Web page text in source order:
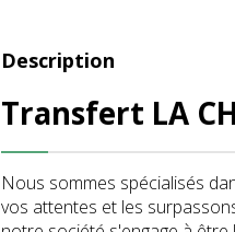
Description
Transfert LA
Nous sommes spécialisés
vos attentes et les